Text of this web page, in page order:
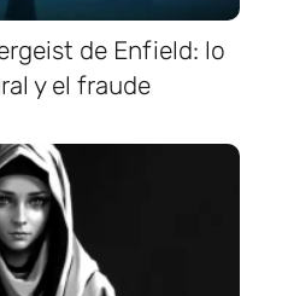
de Enfield: lo
y el fraude